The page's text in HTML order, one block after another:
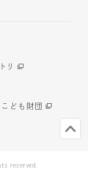
リ
ども財団
reserved.